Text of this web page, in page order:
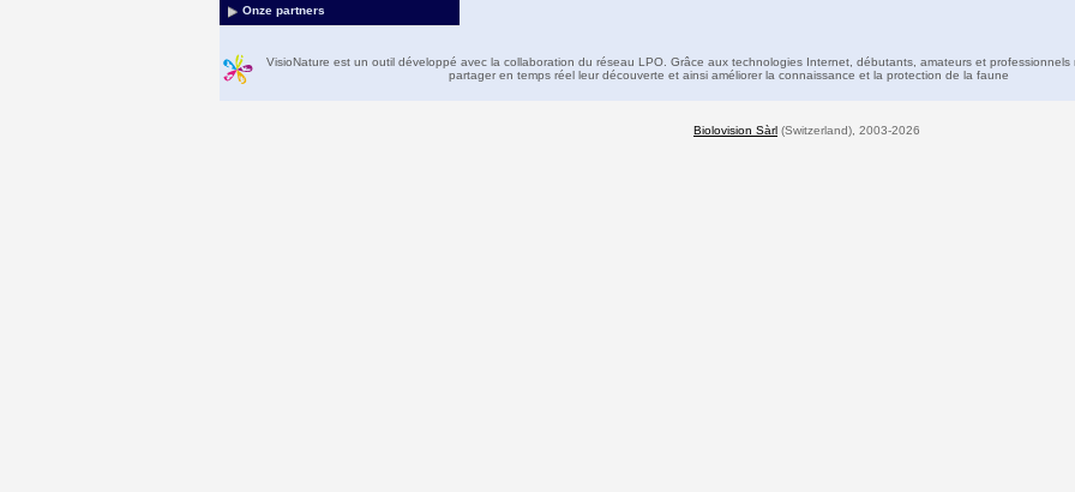
Onze partners
VisioNature est un outil développé avec la collaboration du réseau LPO. Grâce aux technologies Internet, débutants, amateurs et professionnels
partager en temps réel leur découverte et ainsi améliorer la connaissance et la protection de la faune
Biolovision Sàrl (Switzerland), 2003-2026